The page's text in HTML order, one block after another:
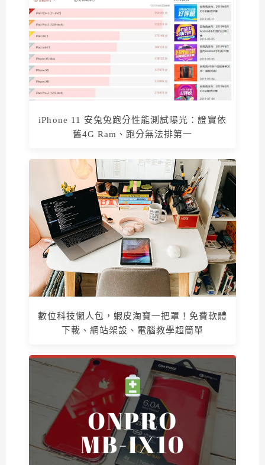
iPhone 11 安兔兔跑分性能測試曝光：證實依
舊4G Ram、跑分無法排第一
數位科技懶人包，蝦皮淘寶一把罩！免費軟體
下載、網站架設、電腦教學超簡單